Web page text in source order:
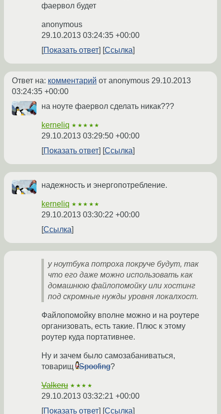
фаервол будет
anonymous
29.10.2013 03:24:35 +00:00
Показать ответ
Ссылка
Ответ на: комментарий от anonymous 29.10.2013
03:24:35 +00:00
на ноуте фаервол сделать никак???
kerneliq ★★★★★
29.10.2013 03:29:50 +00:00
Показать ответ
Ссылка
надежность и энергопотребление.
kerneliq ★★★★★
29.10.2013 03:30:22 +00:00
Ссылка
у ноутбука потроха покруче будут, так
что его даже можно использовать как
домашнюю файлопомойку или хостинг
под скромные нужды уровня локалхост.
Файлопомойку вполне можно и на роутере
организовать, есть такие. Плюс к этому
роутер куда портативнее.
Ну и зачем было самозабаниваться,
товарищ
Spoofing?
Valkeru ★★★★
29.10.2013 03:32:21 +00:00
Показать ответ
Ссылка